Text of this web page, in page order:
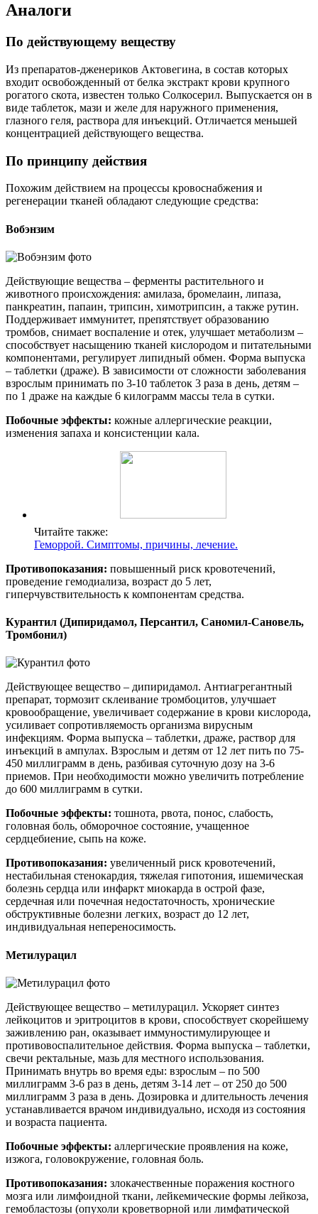
Аналоги
По действующему веществу
Из препаратов-дженериков Актовегина, в состав которых
входит освобожденный от белка экстракт крови крупного
рогатого скота, известен только Солкосерил. Выпускается он в
виде таблеток, мази и желе для наружного применения,
глазного геля, раствора для инъекций. Отличается меньшей
концентрацией действующего вещества.
По принципу действия
Похожим действием на процессы кровоснабжения и
регенерации тканей обладают следующие средства:
Вобэнзим
Действующие вещества – ферменты растительного и
животного происхождения: амилаза, бромелаин, липаза,
панкреатин, папаин, трипсин, химотрипсин, а также рутин.
Поддерживает иммунитет, препятствует образованию
тромбов, снимает воспаление и отек, улучшает метаболизм –
способствует насыщению тканей кислородом и питательными
компонентами, регулирует липидный обмен. Форма выпуска
– таблетки (драже). В зависимости от сложности заболевания
взрослым принимать по 3-10 таблеток 3 раза в день, детям –
по 1 драже на каждые 6 килограмм массы тела в сутки.
Побочные эффекты: кожные аллергические реакции,
изменения запаха и консистенции кала.
Читайте также:
Геморрой. Симптомы, причины, лечение.
Противопоказания: повышенный риск кровотечений,
проведение гемодиализа, возраст до 5 лет,
гиперчувствительность к компонентам средства.
Курантил (Дипиридамол, Персантил, Саномил-Сановель,
Тромбонил)
Действующее вещество – дипиридамол. Антиагрегантный
препарат, тормозит склеивание тромбоцитов, улучшает
кровообращение, увеличивает содержание в крови кислорода,
усиливает сопротивляемость организма вирусным
инфекциям. Форма выпуска – таблетки, драже, раствор для
инъекций в ампулах. Взрослым и детям от 12 лет пить по 75-
450 миллиграмм в день, разбивая суточную дозу на 3-6
приемов. При необходимости можно увеличить потребление
до 600 миллиграмм в сутки.
Побочные эффекты: тошнота, рвота, понос, слабость,
головная боль, обморочное состояние, учащенное
сердцебиение, сыпь на коже.
Противопоказания: увеличенный риск кровотечений,
нестабильная стенокардия, тяжелая гипотония, ишемическая
болезнь сердца или инфаркт миокарда в острой фазе,
сердечная или почечная недостаточность, хронические
обструктивные болезни легких, возраст до 12 лет,
индивидуальная непереносимость.
Метилурацил
Действующее вещество – метилурацил. Ускоряет синтез
лейкоцитов и эритроцитов в крови, способствует скорейшему
заживлению ран, оказывает иммуностимулирующее и
противовоспалительное действия. Форма выпуска – таблетки,
свечи ректальные, мазь для местного использования.
Принимать внутрь во время еды: взрослым – по 500
миллиграмм 3-6 раз в день, детям 3-14 лет – от 250 до 500
миллиграмм 3 раза в день. Дозировка и длительность лечения
устанавливается врачом индивидуально, исходя из состояния
и возраста пациента.
Побочные эффекты: аллергические проявления на коже,
изжога, головокружение, головная боль.
Противопоказания: злокачественные поражения костного
мозга или лимфоидной ткани, лейкемические формы лейкоза,
гемобластозы (опухоли кроветворной или лимфатической